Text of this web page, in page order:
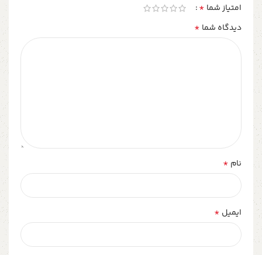
امتیاز شما *
دیدگاه شما *
نام *
ایمیل *